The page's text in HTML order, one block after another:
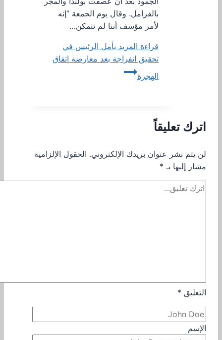
بالفرامل. وقال يوم الجمعة “إنه
لأمر مؤسف أننا لم نتمكن…
قراءة المزيد يأمل الرئيس في
تحقيق انفراجة بعد معارضة اتفاق
الهجرة
اترك تعليقاً
لن يتم نشر عنوان بريدك الإلكتروني. الحقول الإلزامية
مشار إليها بـ *
التعليق *
الإسم